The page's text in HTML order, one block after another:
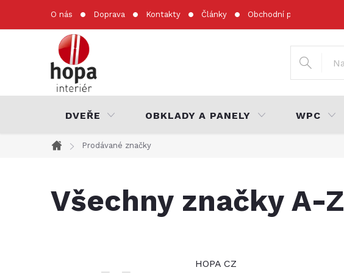
O nás Doprava Kontakty Články Obchodní podmínky
DVEŘE OBKLADY A PANELY WPC
Domů
Prodávané značky
Všechny značky A-Z
HOPA CZ